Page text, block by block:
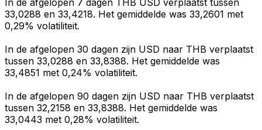
In de afgelopen 7 dagen THB USD verplaatst tussen
33,0288 en 33,4218. Het gemiddelde was 33,2601 met
0,29% volatiliteit.
In de afgelopen 30 dagen zijn USD naar THB verplaatst
tussen 33,0288 en 33,8388. Het gemiddelde was
33,4851 met 0,24% volatiliteit.
In de afgelopen 90 dagen zijn USD naar THB verplaatst
tussen 32,2158 en 33,8388. Het gemiddelde was
33,0443 met 0,28% volatiliteit.